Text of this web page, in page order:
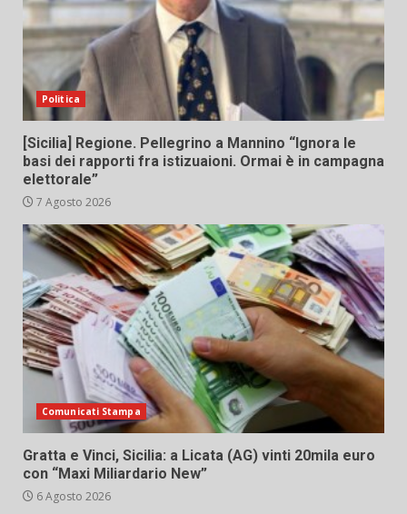
Politica
[Sicilia] Regione. Pellegrino a Mannino “Ignora le
basi dei rapporti fra istizuaioni. Ormai è in campagna
elettorale”
7 Agosto 2026
Comunicati Stampa
Gratta e Vinci, Sicilia: a Licata (AG) vinti 20mila euro
con “Maxi Miliardario New”
6 Agosto 2026